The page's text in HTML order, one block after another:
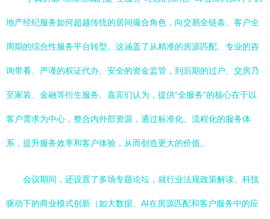
地产经纪服务如何超越传统的居间撮合角色，向交易全链条、客户全
周期的综合性服务平台转型。这涵盖了从精准的房源匹配、专业的咨
询带看、严谨的权证代办、安全的资金监管，到后期的过户、交房乃
至家装、金融等衍生服务。嘉宾们认为，提供“全服务”的核心在于以
客户需求为中心，整合内外部资源，通过标准化、流程化的服务体
系，提升服务效率和客户体验，从而创造更大的价值。
会议期间，还设置了多场专题论坛，就行业法规政策解读、科技
驱动下的商业模式创新（如大数据、AI在房源匹配和客户服务中的应